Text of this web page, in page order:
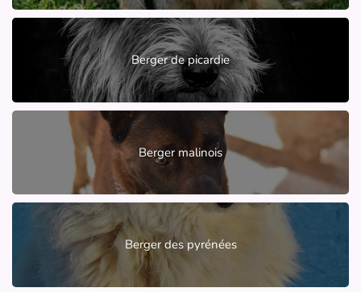
Berger de picardie
Berger malinois
Berger des pyrénées